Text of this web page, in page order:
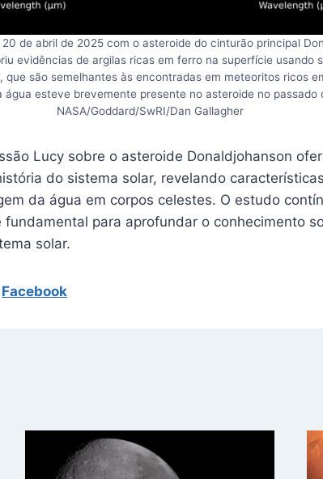
de abril de 2025 com o asteroide do cinturão principal
evidências de argilas ricas em ferro na superfície usando
que são semelhantes às encontradas em meteoritos ricos
água esteve brevemente presente no asteroide no passado
NASA/Goddard/SwRI/Dan Gallagher
Lucy sobre o asteroide Donaldjohanson
do sistema solar, revelando
da água em corpos celestes. O estudo
para aprofundar o conhecimento
solar.
Facebook